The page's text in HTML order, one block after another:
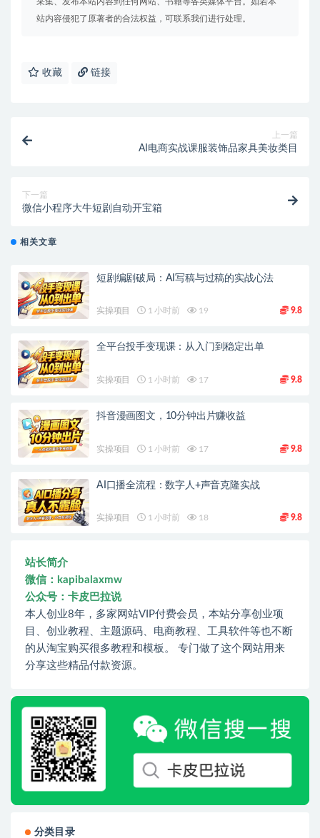
站内容侵犯了原著者的合法权益，可联系我们进行处理。
收藏 链接
上一篇
AI电商实战课服装饰品家具美妆类目
下一篇
微信小程序大牛短剧自动开宝箱
相关文章
短剧编剧破局：AI写稿与过稿的实战心法
实操项目 1 小时前 19 9.8
全平台投手变现课：从入门到稳定出单
实操项目 1 小时前 17 9.8
抖音漫画图文，10分钟出片赚收益
实操项目 1 小时前 17 9.8
AI口播全流程：数字人+声音克隆实战
实操项目 1 小时前 18 9.8
站长简介
微信：kapibalaxmw
公众号：卡皮巴拉说
本人创业8年，多家网站VIP付费会员，本站分享创业项
目、创业教程、主题源码、电商教程、工具软件等也不断
的从淘宝购买很多教程和模板。 专门做了这个网站用来
分享这些精品付款资源。
分类目录